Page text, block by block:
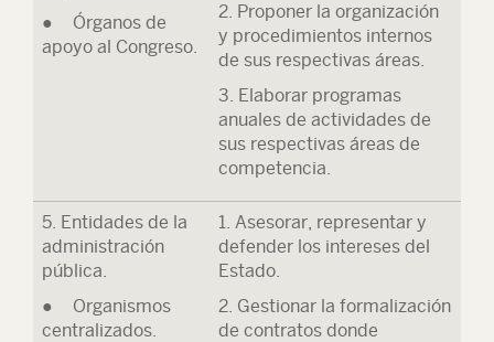
● Órganos de
apoyo al Congreso.
2. Proponer la organización
y procedimientos internos
de sus respectivas áreas.
3. Elaborar programas
anuales de actividades de
sus respectivas áreas de
competencia.
5. Entidades de la
administración
pública.
● Organismos
centralizados.
1. Asesorar, representar y
defender los intereses del
Estado.
2. Gestionar la formalización
de contratos donde